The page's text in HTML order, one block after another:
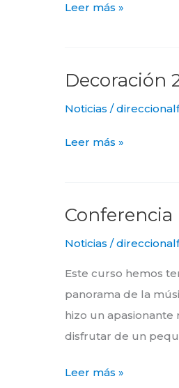
Leer más »
Decoración
Noticias /
Decoración
Leer más »
Conferencia
Noticias /
Este curso hemos
panorama de la
hizo un
disfrutar de un
Conferencia
Leer más »